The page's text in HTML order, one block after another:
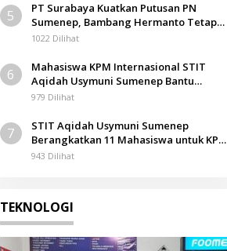
5
PT Surabaya Kuatkan Putusan PN
Sumenep, Bambang Hermanto Tetap
Dinyatakan Pemilik Sah Tanah di
1022 Dilihat
6
Mahasiswa KPM Internasional STIT
Aqidah Usymuni Sumenep Bantu
Pengurusan Jenazah WNI di Malaysia
979 Dilihat
7
STIT Aqidah Usymuni Sumenep
Berangkatkan 11 Mahasiswa untuk KPM
Internasional di Malaysia
943 Dilihat
TEKNOLOGI